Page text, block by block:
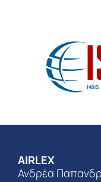
AIRLEX
Ανδρέα